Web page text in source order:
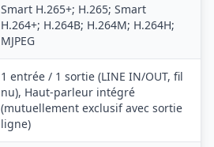
Smart H.265+; H.265; Smart
H.264+; H.264B; H.264M; H.264H;
MJPEG
1 entrée / 1 sortie (LINE IN/OUT, fil
nu), Haut-parleur intégré
(mutuellement exclusif avec sortie
ligne)